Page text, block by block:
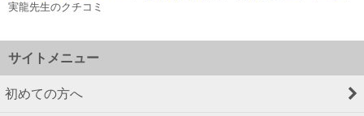
実龍先生のクチコミ
サイトメニュー
初めての方へ